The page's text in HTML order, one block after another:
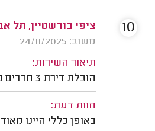
ציפי בורשטיין, תל
משוב: 24/11/2025
תיאור השירות:
הובלת דירת 3 חדרים בתוך תל אביב.
חוות דעת:
באופן כללי היינו
10